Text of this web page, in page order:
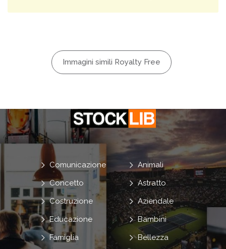
Immagini simili Royalty Free
Animali
Astratto
Aziendale
Bambini
Bellezza
Comunicazione
Concetto
Costruzione
Educazione
Famiglia